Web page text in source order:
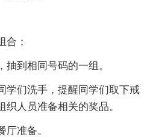
合；
抽到相同号码的一组。
学们洗手，提醒同学们取下戒
人员准备相关的奖品。
准备。